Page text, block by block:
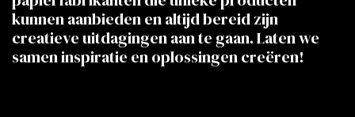
kunnen aanbieden en altijd bereid zijn
creatieve uitdagingen aan te gaan. Laten we
samen inspiratie en oplossingen creëren!